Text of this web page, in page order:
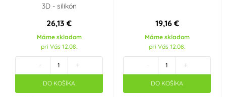
3D - silikón
26,13 €
Máme skladom
pri Vás 12.08.
- +
DO KOŠÍKA
19,16 €
Máme skladom
pri Vás 12.08.
- +
DO KOŠÍKA